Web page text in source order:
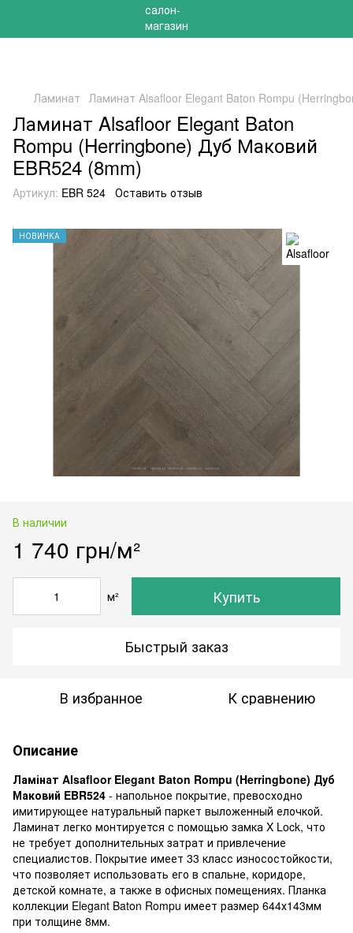
Ламинат Ламинат Alsafloor Elegant Baton Rompu
Ламинат Alsafloor Elegant Baton
Rompu (Herringbone) Дуб Маковий
EBR524 (8mm)
Артикул: EBR 524 Оставить отзыв
НОВИНКА
В наличии
1 740 грн/м²
м² Купить
Быстрый заказ
В избранное К сравнению
Описание
Ламінат Alsafloor Elegant Baton Rompu (Herringbone) Дуб
Маковий EBR524 - напольное покрытие, превосходно
имитирующее натуральный паркет выложенный елочкой.
Ламинат легко монтируется с помощью замка X Lock, что
не требует дополнительных затрат и привлечение
специалистов. Покрытие имеет 33 класс износостойкости,
что позволяет использовать его в спальне, коридоре,
детской комнате, а также в офисных помещениях. Планка
коллекции Elegant Baton Rompu имеет размер 644х143мм
при толщине 8мм.